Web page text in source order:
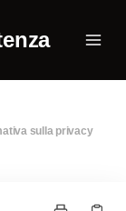
sulla privacy